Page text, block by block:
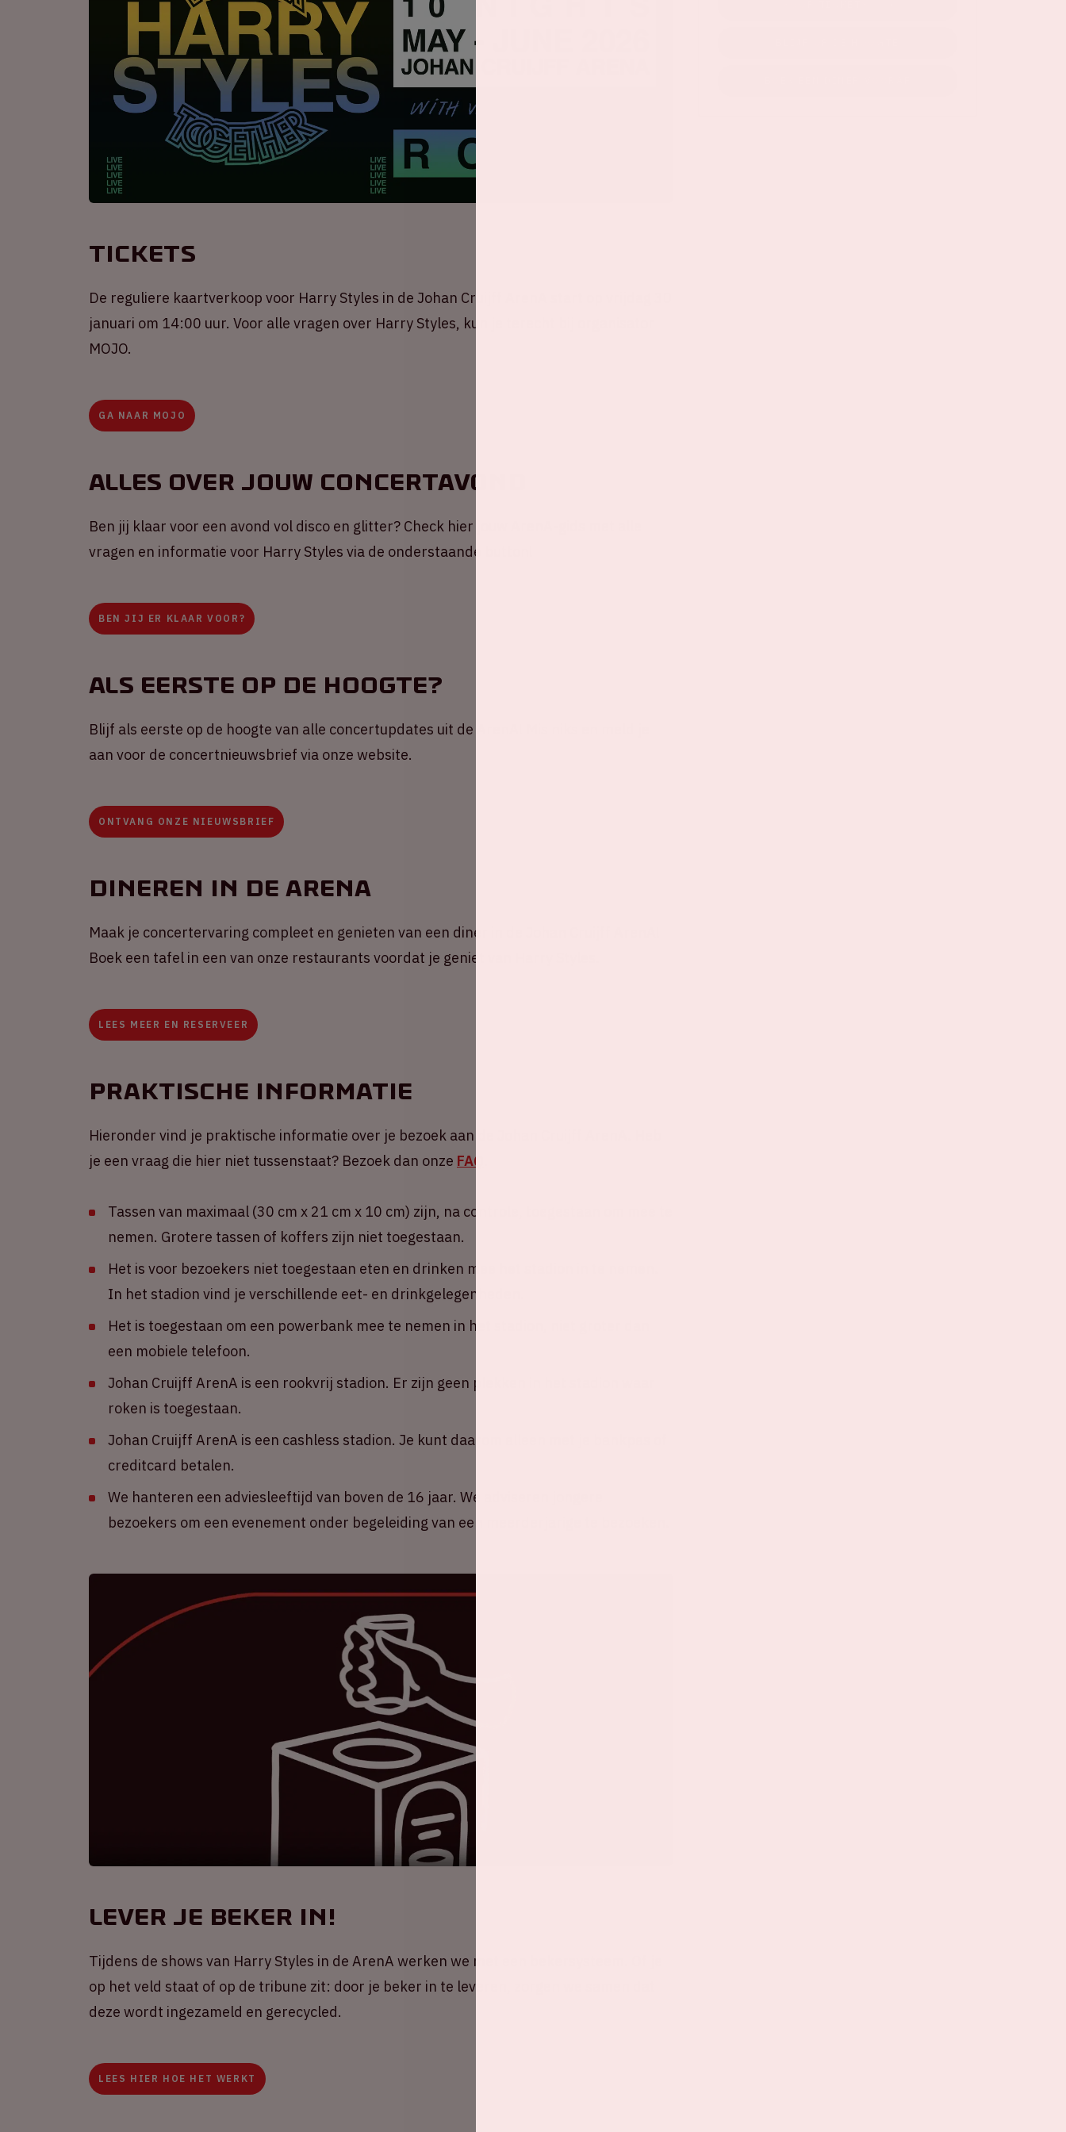
Tickets
De reguliere kaartverkoop voor Harry Styles in de Johan Cruijff ArenA start op vrijdag 30
januari om 14:00 uur. Voor alle vragen over Harry Styles, kun je terecht bij organisator
MOJO.
GA NAAR MOJO
Alles over jouw concertavond
Ben jij klaar voor een avond vol disco en glitter? Check hier jouw ArenA-gids met alle
vragen en informatie voor Harry Styles via de onderstaande button!
BEN JIJ ER KLAAR VOOR?
Als eerste op de hoogte?
Blijf als eerste op de hoogte van alle concertupdates uit de ArenA! Mis niks en meld je
aan voor de concertnieuwsbrief via onze website.
ONTVANG ONZE NIEUWSBRIEF
Dineren in de ArenA
Maak je concertervaring compleet en genieten van een diner in de Johan Cruijff ArenA!
Boek een tafel in een van onze restaurants voordat je geniet van Harry Styles.
LEES MEER EN RESERVEER
Praktische informatie
Hieronder vind je praktische informatie over je bezoek aan de Johan Cruijff ArenA. Heb
je een vraag die hier niet tussenstaat? Bezoek dan onze FAQ
Tassen van maximaal (30 cm x 21 cm x 10 cm) zijn, na controle, toegestaan om mee te
nemen. Grotere tassen of koffers zijn niet toegestaan.
Het is voor bezoekers niet toegestaan eten en drinken mee het stadion in te nemen.
In het stadion vind je verschillende eet- en drinkgelegenheden.
Het is toegestaan om een powerbank mee te nemen in het stadion, niet groter dan
een mobiele telefoon.
Johan Cruijff ArenA is een rookvrij stadion. Er zijn geen plekken in het stadion waar
roken is toegestaan.
Johan Cruijff ArenA is een cashless stadion. Je kunt daarom alleen met je bankpas of
creditcard betalen.
We hanteren een adviesleeftijd van boven de 16 jaar. We adviseren jongere
bezoekers om een evenement onder begeleiding van een meerderjarige te bezoeken.
Lever je beker in!
Tijdens de shows van Harry Styles in de ArenA werken we met een bekersysteem. Of je
op het veld staat of op de tribune zit: door je beker in te leveren, zorgen we samen dat
deze wordt ingezameld en gerecycled.
LEES HIER HOE HET WERKT